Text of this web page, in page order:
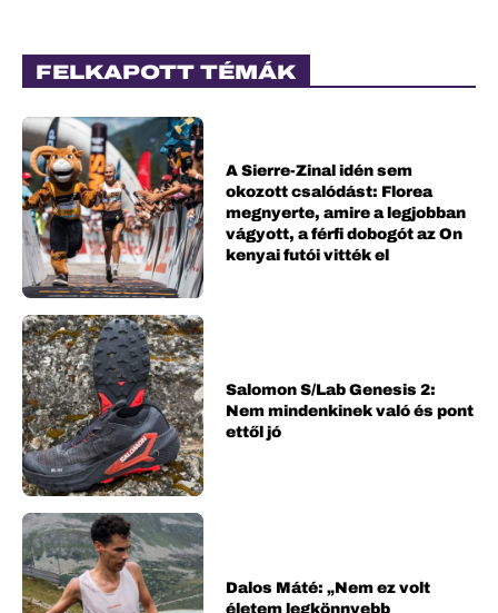
FELKAPOTT TÉMÁK
A Sierre-Zinal idén sem
okozott csalódást: Florea
megnyerte, amire a legjobban
vágyott, a férfi dobogót az On
kenyai futói vitték el
Salomon S/Lab Genesis 2:
Nem mindenkinek való és pont
ettől jó
Dalos Máté: „Nem ez volt